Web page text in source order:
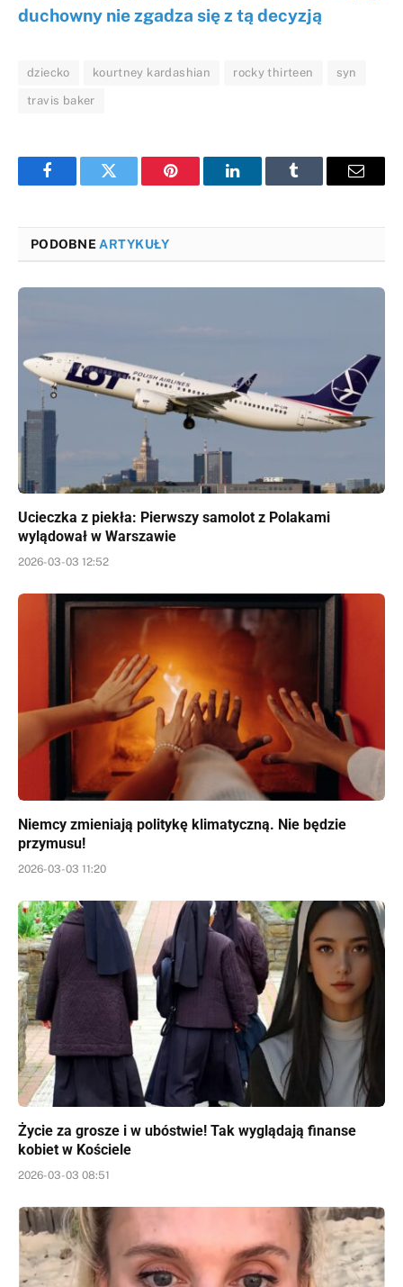
duchowny nie zgadza się z tą decyzją
dziecko kourtney kardashian rocky thirteen syn
travis baker
FacebookTwitter Pinterest LinkedInTumblr Email
PODOBNE ARTYKUŁY
Ucieczka z piekła: Pierwszy samolot z Polakami
wylądował w Warszawie
2026-03-03 12:52
Niemcy zmieniają politykę klimatyczną. Nie będzie
przymusu!
2026-03-03 11:20
Życie za grosze i w ubóstwie! Tak wyglądają finanse
kobiet w Kościele
2026-03-03 08:51